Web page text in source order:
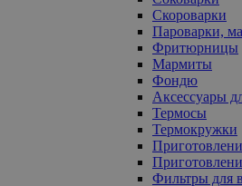
Скороварки
Пароварки,
Фритюрницы
Мармиты
Фондю
Аксессуары
Термосы
Термокружки
Фильтры для